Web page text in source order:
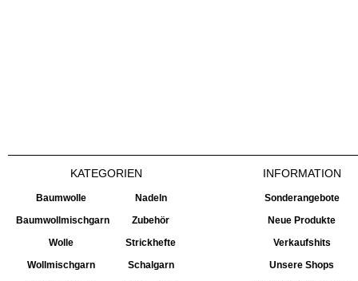
KATEGORIEN
Baumwolle
Baumwollmischgarn
Wolle
Wollmischgarn
Nadeln
Zubehör
Strickhefte
Schalgarn
INFORMATION
Sonderangebote
Neue Produkte
Verkaufshits
Unsere Shops